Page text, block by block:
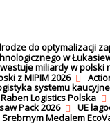
do optymalizacji
w
miliardy w polski
z MIPIM 2026
systemu
Logistics Polska
Pack 2026 UE
Medalem